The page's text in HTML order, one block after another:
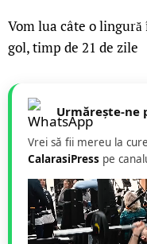
Vom lua câte o
gol, timp de 21 de zile
Urmărește-ne
Vrei să fii mereu la
CalarasiPress pe